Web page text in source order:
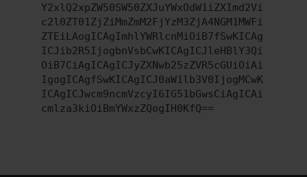
Y2xlQ2xpZW50SW50ZXJuYWxOdW1iZXImd2Vi
c2l0ZT01ZjZiMmZmM2FjYzM3ZjA4NGM1MWFi
ZTEiLAogICAgImhlYWRlcnMiOiB7fSwKICAg
ICJib2R5IjogbnVsbCwKICAgICJleHBlY3Qi
OiB7CiAgICAgICJyZXNwb25zZVR5cGUiOiAi
IgogICAgfSwKICAgICJ0aW1lb3V0IjogMCwK
ICAgICJwcm9ncmVzcyI6IG51bGwsCiAgICAi
cmlza3kiOiBmYWxzZQogIH0KfQ==